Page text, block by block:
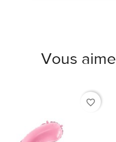
Vous
favorite_border